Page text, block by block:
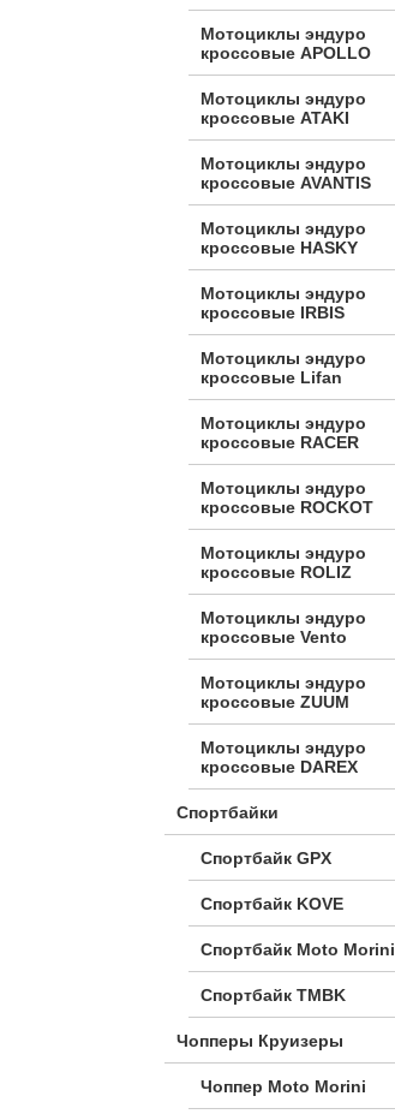
Мотоциклы эндуро
кроссовые APOLLO
Мотоциклы эндуро
кроссовые ATAKI
Мотоциклы эндуро
кроссовые AVANTIS
Мотоциклы эндуро
кроссовые HASKY
Мотоциклы эндуро
кроссовые IRBIS
Мотоциклы эндуро
кроссовые Lifan
Мотоциклы эндуро
кроссовые RACER
Мотоциклы эндуро
кроссовые ROCKOT
Мотоциклы эндуро
кроссовые ROLIZ
Мотоциклы эндуро
кроссовые Vento
Мотоциклы эндуро
кроссовые ZUUM
Мотоциклы эндуро
кроссовые DAREX
Спортбайки
Спортбайк GPX
Спортбайк KOVE
Спортбайк Moto Morini
Спортбайк TMBK
Чопперы Круизеры
Чоппер Moto Morini